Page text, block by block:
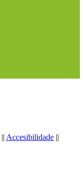
|| Accesibilidade ||